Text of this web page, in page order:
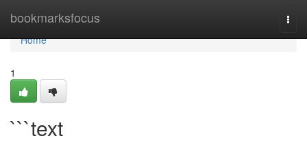
bookmarksfocus
Home
Home
1
```text